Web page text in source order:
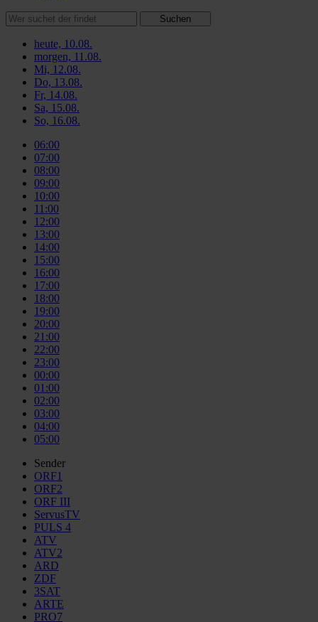
Suchen
heute, 10.08.
morgen, 11.08.
Mi, 12.08.
Do, 13.08.
Fr, 14.08.
Sa, 15.08.
So, 16.08.
06:00
07:00
08:00
09:00
10:00
11:00
12:00
13:00
14:00
15:00
16:00
17:00
18:00
19:00
20:00
21:00
22:00
23:00
00:00
01:00
02:00
03:00
04:00
05:00
Sender
ORF1
ORF2
ORF III
ServusTV
PULS 4
ATV
ATV2
ARD
ZDF
3SAT
ARTE
PRO7